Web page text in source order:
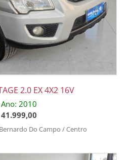
2.0 EX 4X2 16V
Ano: 2010
41.999,00
Do Campo / Centro